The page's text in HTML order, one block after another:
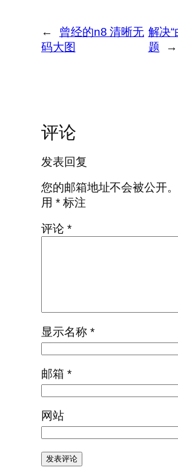
←
曾经的n8 清晰无
码大图
解决“
题
→
评论
发表回复
您的邮箱地址不会被公开。
用 *标注
评论 *
显示名称 *
邮箱 *
网站